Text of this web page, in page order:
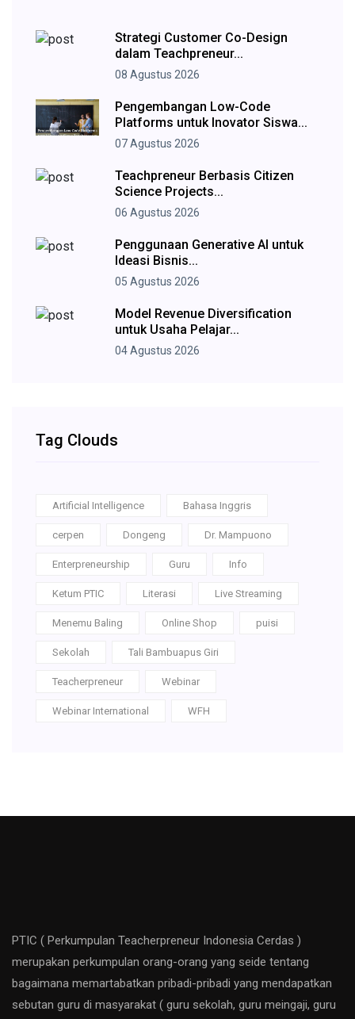
Strategi Customer Co-Design
dalam Teachpreneur...
08 Agustus 2026
Pengembangan Low-Code
Platforms untuk Inovator Siswa...
07 Agustus 2026
Teachpreneur Berbasis Citizen
Science Projects...
06 Agustus 2026
Penggunaan Generative AI untuk
Ideasi Bisnis...
05 Agustus 2026
Model Revenue Diversification
untuk Usaha Pelajar...
04 Agustus 2026
Tag Clouds
Artificial Intelligence Bahasa Inggris
cerpen Dongeng Dr. Mampuono
Enterpreneurship Guru Info
Ketum PTIC Literasi Live Streaming
Menemu Baling Online Shop puisi
Sekolah Tali Bambuapus Giri
Teacherpreneur Webinar
Webinar International WFH
PTIC ( Perkumpulan Teacherpreneur Indonesia Cerdas )
merupakan perkumpulan orang-orang yang seide tentang
bagaimana memartabatkan pribadi-pribadi yang mendapatkan
sebutan guru di masyarakat ( guru sekolah, guru meingaji, guru